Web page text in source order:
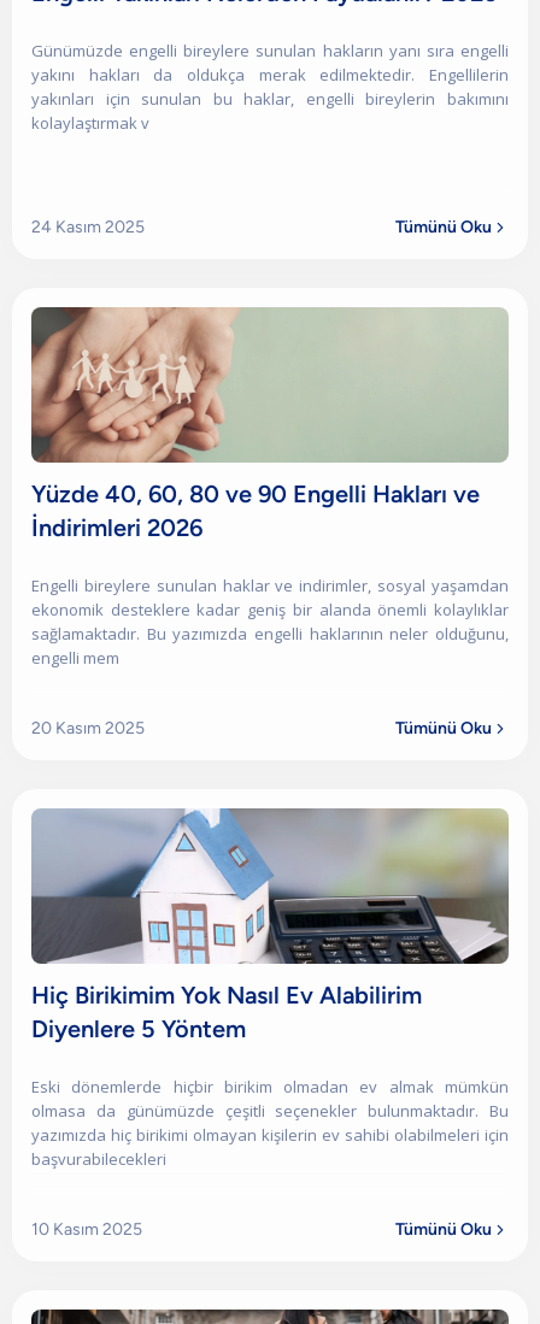
Günümüzde engelli bireylere sunulan hakların yanı sıra engelli
yakını hakları da oldukça merak edilmektedir. Engellilerin
yakınları için sunulan bu haklar, engelli bireylerin bakımını
kolaylaştırmak v
24 Kasım 2025 Tümünü Oku 
Yüzde 40, 60, 80 ve 90 Engelli Hakları ve
İndirimleri 2026
Engelli bireylere sunulan haklar ve indirimler, sosyal yaşamdan
ekonomik desteklere kadar geniş bir alanda önemli kolaylıklar
sağlamaktadır. Bu yazımızda engelli haklarının neler olduğunu,
engelli mem
20 Kasım 2025 Tümünü Oku 
Hiç Birikimim Yok Nasıl Ev Alabilirim
Diyenlere 5 Yöntem
Eski dönemlerde hiçbir birikim olmadan ev almak mümkün
olmasa da günümüzde çeşitli seçenekler bulunmaktadır. Bu
yazımızda hiç birikimi olmayan kişilerin ev sahibi olabilmeleri için
başvurabilecekleri
10 Kasım 2025 Tümünü Oku 